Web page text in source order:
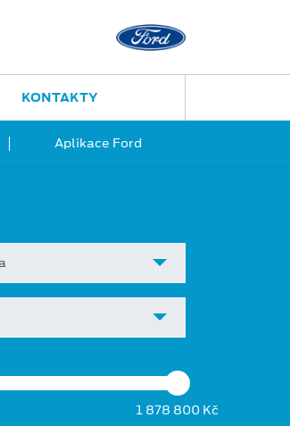
Jugoslávská 23
Aplikace Ford
KONTAKTY
1 878 800 Kč